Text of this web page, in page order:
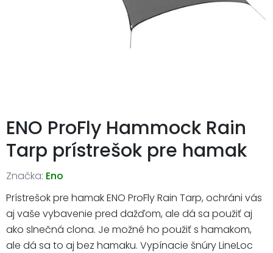
ENO ProFly Hammock Rain
Tarp prístrešok pre hamak
Značka: Eno
Prístrešok pre hamak ENO ProFly Rain Tarp, ochráni vás
aj vaše vybavenie pred dažďom, ale dá sa použiť aj
ako slnečná clona. Je možné ho použiť s hamakom,
ale dá sa to aj bez hamaku. Vypínacie šnúry LineLoc